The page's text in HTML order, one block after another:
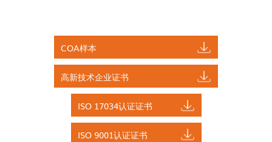
COA样本
高新技术企业证书
ISO 17034认证证书
ISO 9001认证证书